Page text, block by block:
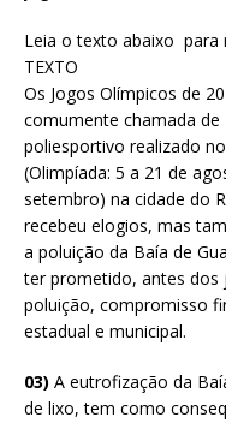
Leia o texto abaixo para
TEXTO
Os Jogos Olímpicos de
comumente chamada
poliesportivo realizado
(Olimpíada: 5 a 21 de
setembro) na cidade do
recebeu elogios, mas
a poluição da Baía de
ter prometido, antes dos
poluição, compromisso
estadual e municipal.
03) A eutrofização da
de lixo, tem como